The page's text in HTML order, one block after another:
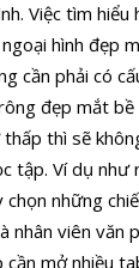
Việc tìm
hình đẹp
cần phải có
đẹp mắt
thì sẽ
tập. Ví dụ như
những
nhân viên văn
mở nhiều